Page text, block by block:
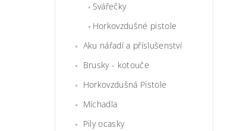
Svářečky
Horkovzdušné pistole
Aku nářadí a příslušenství
Brusky - kotouče
Horkovzdušná Pistole
Míchadla
Pily ocasky